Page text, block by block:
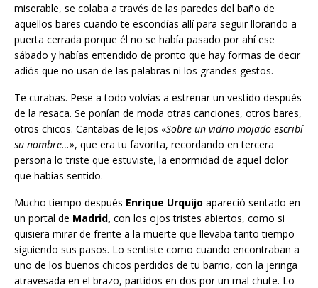
miserable, se colaba a través de las paredes del baño de
aquellos bares cuando te escondías allí para seguir llorando a
puerta cerrada porque él no se había pasado por ahí ese
sábado y habías entendido de pronto que hay formas de decir
adiós que no usan de las palabras ni los grandes gestos.
Te curabas. Pese a todo volvías a estrenar un vestido después
de la resaca. Se ponían de moda otras canciones, otros bares,
otros chicos. Cantabas de lejos «Sobre un vidrio mojado escribí
su nombre…», que era tu favorita, recordando en tercera
persona lo triste que estuviste, la enormidad de aquel dolor
que habías sentido.
Mucho tiempo después Enrique Urquijo apareció sentado en
un portal de Madrid, con los ojos tristes abiertos, como si
quisiera mirar de frente a la muerte que llevaba tanto tiempo
siguiendo sus pasos. Lo sentiste como cuando encontraban a
uno de los buenos chicos perdidos de tu barrio, con la jeringa
atravesada en el brazo, partidos en dos por un mal chute. Lo